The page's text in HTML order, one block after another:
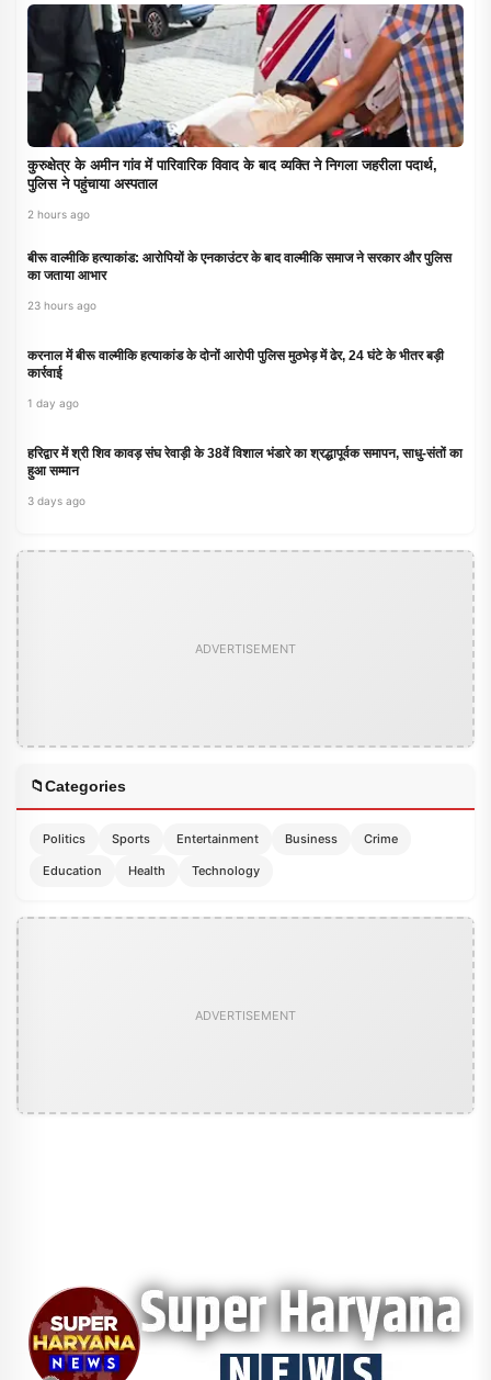
कुरुक्षेत्र के अमीन गांव में पारिवारिक विवाद के बाद व्यक्ति ने निगला जहरीला पदार्थ,
पुलिस ने पहुंचाया अस्पताल
2 hours ago
बीरू वाल्मीकि हत्याकांड: आरोपियों के एनकाउंटर के बाद वाल्मीकि समाज ने सरकार और पुलिस
का जताया आभार
23 hours ago
करनाल में बीरू वाल्मीकि हत्याकांड के दोनों आरोपी पुलिस मुठभेड़ में ढेर, 24 घंटे के भीतर बड़ी
कार्रवाई
1 day ago
हरिद्वार में श्री शिव कावड़ संघ रेवाड़ी के 38वें विशाल भंडारे का श्रद्धापूर्वक समापन, साधु-संतों का
हुआ सम्मान
3 days ago
ADVERTISEMENT
📁Categories
Politics Sports Entertainment Business Crime
Education Health Technology
ADVERTISEMENT